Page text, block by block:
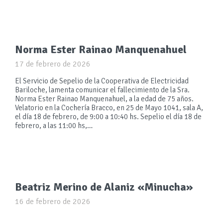
Norma Ester Rainao Manquenahuel
17 de febrero de 2026
El Servicio de Sepelio de la Cooperativa de Electricidad
Bariloche, lamenta comunicar el fallecimiento de la Sra.
Norma Ester Rainao Manquenahuel, a la edad de 75 años.
Velatorio en la Cochería Bracco, en 25 de Mayo 1041, sala A,
el día 18 de febrero, de 9:00 a 10:40 hs. Sepelio el día 18 de
febrero, a las 11:00 hs,…
Beatriz Merino de Alaniz «Minucha»
16 de febrero de 2026